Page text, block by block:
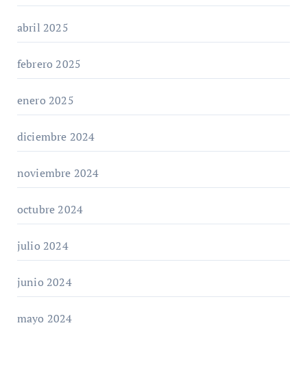
abril 2025
febrero 2025
enero 2025
diciembre 2024
noviembre 2024
octubre 2024
julio 2024
junio 2024
mayo 2024